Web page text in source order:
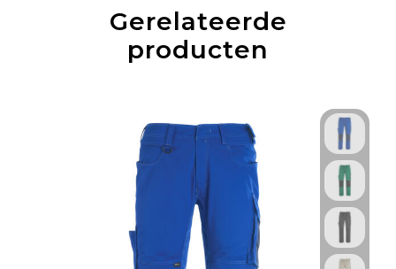
Gerelateerde
producten